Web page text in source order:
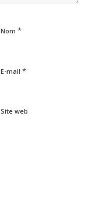
Nom *
E-mail *
Site web